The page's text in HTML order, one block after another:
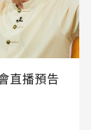
直播預告